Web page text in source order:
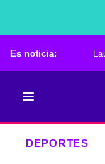
Es noticia:
DEPORTES